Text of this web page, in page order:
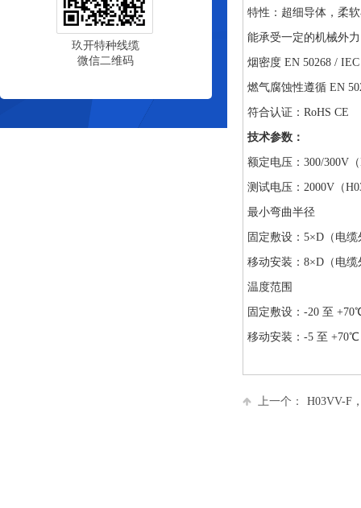
玖开特种线缆
微信二维码
特性：超细导体，柔
能承受一定的机械外力
烟密度 EN 50268 / IEC
燃气腐蚀性遵循 EN
符合认证：RoHS CE
技术参数：
额定电压：300/300V
测试电压：2000V（
最小弯曲半径
固定敷设：5×D（电缆
移动安装：8×D（电缆
温度范围
固定敷设：-20 至
移动安装：-5 至 +70℃
上一个： H03VV-F